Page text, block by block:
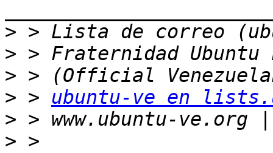
>
>
>
> > ubuntu-ve en
>
> >